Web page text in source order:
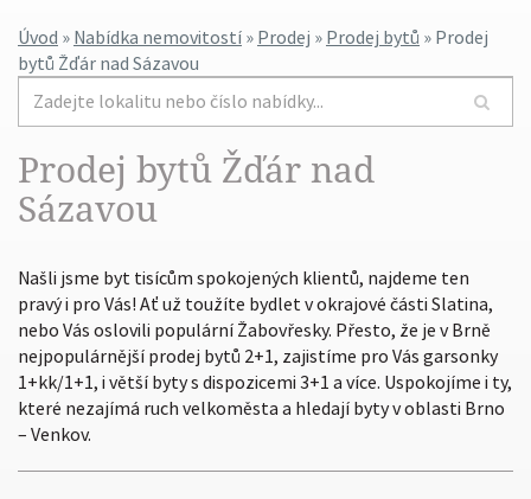
Úvod » Nabídka nemovitostí » Prodej » Prodej bytů » Prodej
bytů Žďár nad Sázavou
Prodej bytů Žďár nad
Sázavou
Našli jsme byt tisícům spokojených klientů, najdeme ten
pravý i pro Vás! Ať už toužíte bydlet v okrajové části Slatina,
nebo Vás oslovili populární Žabovřesky. Přesto, že je v Brně
nejpopulárnější prodej bytů 2+1, zajistíme pro Vás garsonky
1+kk/1+1, i větší byty s dispozicemi 3+1 a více. Uspokojíme i ty,
které nezajímá ruch velkoměsta a hledají byty v oblasti Brno
– Venkov.